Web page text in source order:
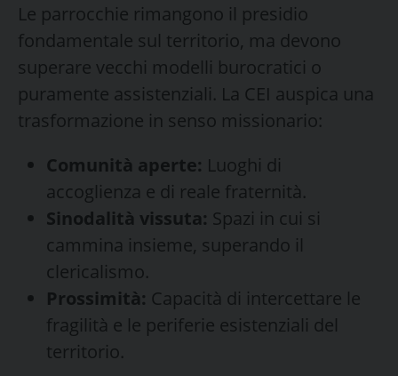
Le parrocchie rimangono il presidio
fondamentale sul territorio, ma devono
superare vecchi modelli burocratici o
puramente assistenziali. La CEI auspica una
trasformazione in senso missionario:
Comunità aperte: Luoghi di
accoglienza e di reale fraternità.
Sinodalità vissuta: Spazi in cui si
cammina insieme, superando il
clericalismo.
Prossimità: Capacità di intercettare le
fragilità e le periferie esistenziali del
territorio.